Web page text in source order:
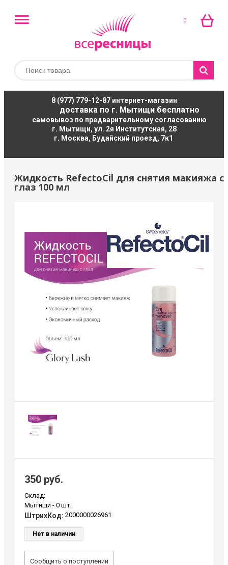
0
8 (977) 779-12-87интернет-магазин
доставка по г. Мытищи бесплатно
самовывоз по предварительному согласованию
г. Мытищи, ул. 2я Институтская, 28
г. Москва, Будайский проезд, 7к1
Жидкость RefectoCil для снятия макияжа с
глаз 100 мл
350 руб.
Склад:
Мытищи - 0 шт.
ШтрихКод: 2000000026961
Нет в наличии
Сообщить о поступлении